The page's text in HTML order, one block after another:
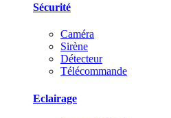
Sécurité
Caméra
Sirène
Détecteur
Télécommande
Eclairage